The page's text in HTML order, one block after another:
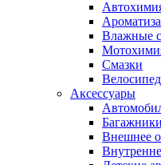
Влажные
Смазки
Аксессуары
Внешнее